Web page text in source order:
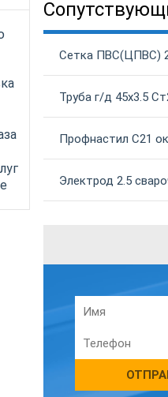
Сетка ПВС(ЦПВС)
Труба г/д 45х3.5
Профнастил С21
Электрод 2.5